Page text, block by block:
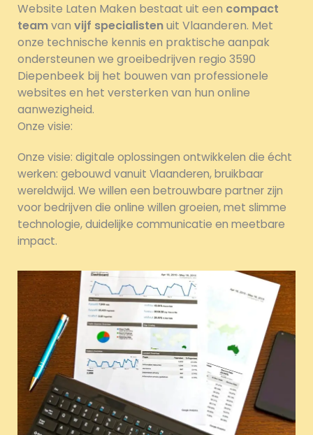
Website Laten Maken bestaat uit een compact
teamvan vijf specialistenuit Vlaanderen. Met
onze technische kennis en praktische aanpak
ondersteunen we groeibedrijven regio 3590
Diepenbeek bij het bouwen van professionele
websites en het versterken van hun online
aanwezigheid.
Onze visie:
Onze visie: digitale oplossingen ontwikkelen die écht
werken: gebouwd vanuit Vlaanderen, bruikbaar
wereldwijd. We willen een betrouwbare partner zijn
voor bedrijven die online willen groeien, met slimme
technologie, duidelijke communicatie en meetbare
impact.